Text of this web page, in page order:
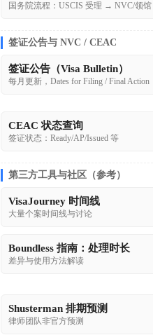
国务院流程：USCIS 受理 → NVC/领馆
签证公告与 NVC / CEAC
签证公告（Visa Bulletin）
每月更新，Dates for Filing / Final Action
CEAC 状态查询
签证状态：Ready/AP/Issued 等
第三方工具与社区（参考）
VisaJourney 时间线
大量个案时间线与讨论
Boundless 指南：处理时长
差异与使用方法解读
Shusterman 排期预测
律师团队非官方预测